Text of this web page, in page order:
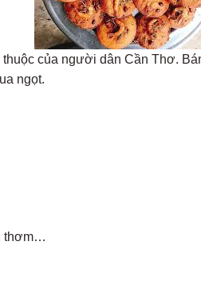
của người dân Cần Thơ.
ngọt.
thơm…